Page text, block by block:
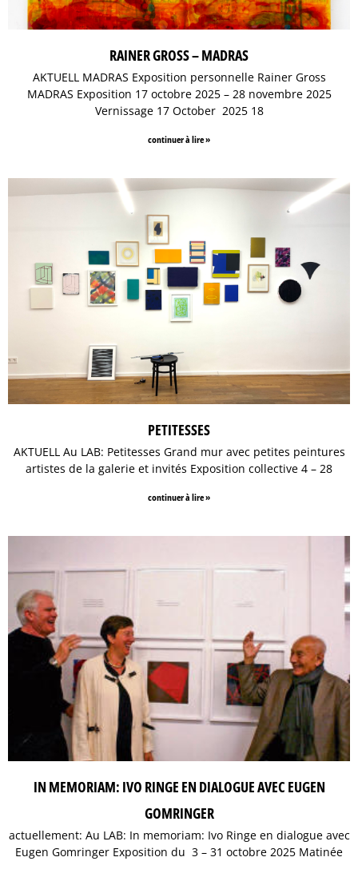
RAINER GROSS – MADRAS
AKTUELL MADRAS Exposition personnelle Rainer Gross
MADRAS Exposition 17 octobre 2025 – 28 novembre 2025
Vernissage 17 October 2025 18
continuer à lire »
PETITESSES
AKTUELL Au LAB: Petitesses Grand mur avec petites peintures
artistes de la galerie et invités Exposition collective 4 – 28
continuer à lire »
IN MEMORIAM: IVO RINGE EN DIALOGUE AVEC EUGEN
GOMRINGER
actuellement: Au LAB: In memoriam: Ivo Ringe en dialogue avec
Eugen Gomringer Exposition du 3 – 31 octobre 2025 Matinée